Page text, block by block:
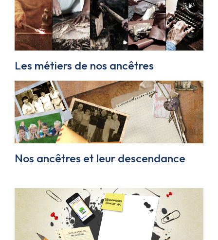
Les métiers de nos ancêtres
Nos ancêtres et leur descendance